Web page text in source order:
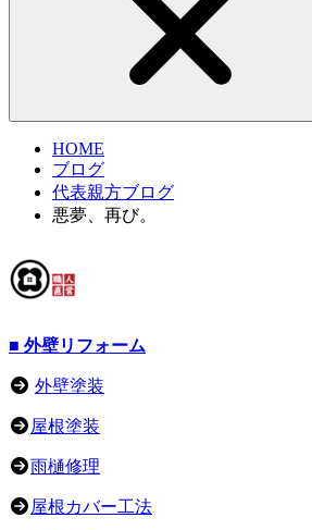
HOME
ブログ
代表親方ブログ
悪夢、再び。
■ 外壁リフォーム
外壁塗装
屋根塗装
雨樋修理
屋根カバー工法